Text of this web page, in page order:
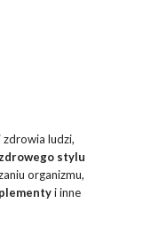
zdrowia ludzi,
stylu
organizmu,
i inne